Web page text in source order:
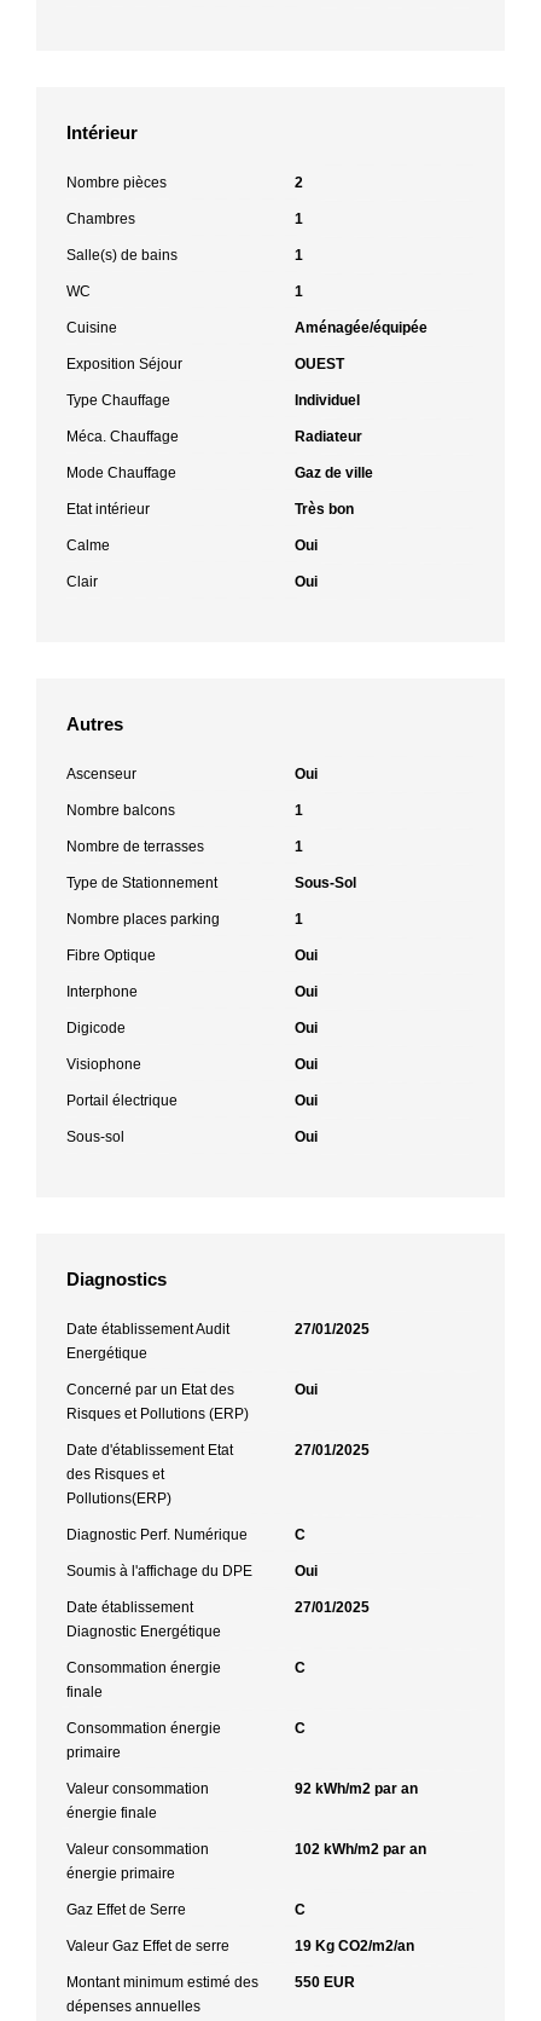
Intérieur
Nombre pièces 2
Chambres 1
Salle(s) de bains 1
WC 1
Cuisine Aménagée/équipée
Exposition Séjour OUEST
Type Chauffage Individuel
Méca. Chauffage Radiateur
Mode Chauffage Gaz de ville
Etat intérieur Très bon
Calme Oui
Clair Oui
Autres
Ascenseur Oui
Nombre balcons 1
Nombre de terrasses 1
Type de Stationnement Sous-Sol
Nombre places parking 1
Fibre Optique Oui
Interphone Oui
Digicode Oui
Visiophone Oui
Portail électrique Oui
Sous-sol Oui
Diagnostics
Date établissement Audit
Energétique
27/01/2025
Concerné par un Etat des
Risques et Pollutions (ERP)
Oui
Date d'établissement Etat
des Risques et
Pollutions(ERP)
27/01/2025
Diagnostic Perf. Numérique C
Soumis à l'affichage du DPE Oui
Date établissement
Diagnostic Energétique
27/01/2025
Consommation énergie
finale
C
Consommation énergie
primaire
C
Valeur consommation
énergie finale
92 kWh/m2 par an
Valeur consommation
énergie primaire
102 kWh/m2 par an
Gaz Effet de Serre C
Valeur Gaz Effet de serre 19 Kg CO2/m2/an
Montant minimum estimé des
dépenses annuelles
550 EUR